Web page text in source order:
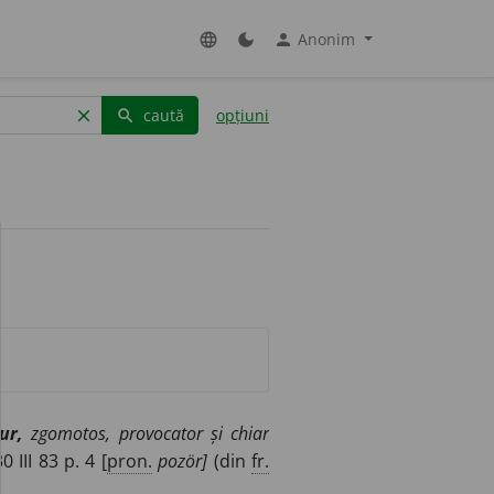
language dark_mode person Anonim
clear search caută opțiuni
zgomotos, provocator și chiar
III 83 p. 4 [pron. pozör] (dinfr.